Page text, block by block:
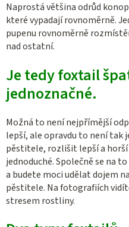
Naprostá většina odrůd
které vypadají rovnoměrně.
pupenu rovnoměrně
nad ostatní.
Je tedy foxtail
jednoznačné.
Možná to není nejpřímější
lepší, ale opravdu to není tak
pěstitele, rozlišit lepší a horší
jednoduché. Společně se na
a budete moci udělat dojem
pěstitele. Na fotografiích
stresem rostliny.